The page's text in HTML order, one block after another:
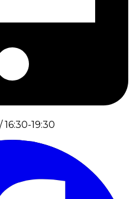
16:30-19:30